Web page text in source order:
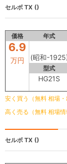
セルボ TX ()
価格 年式
6.9
万円 (昭和-
型式
HG21S
安く買う（無料 相場・
高く売る（無料 相場情
セルボ TX ()